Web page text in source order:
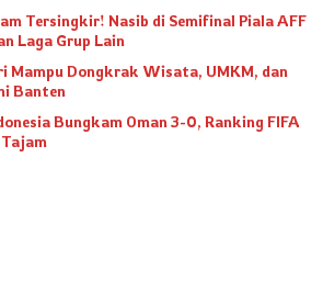
Tersingkir! Nasib di Semifinal Piala AFF
Laga Grup Lain
Mampu Dongkrak Wisata, UMKM, dan
Banten
Bungkam Oman 3-0, Ranking FIFA